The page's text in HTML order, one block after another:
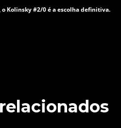
Kolinsky #2/0 é a escolha definitiva.